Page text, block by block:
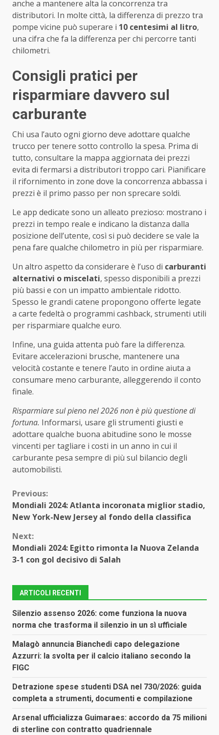
anche a mantenere alta la concorrenza tra
distributori. In molte città, la differenza di prezzo tra
pompe vicine può superare i 10 centesimi al litro,
una cifra che fa la differenza per chi percorre tanti
chilometri.
Consigli pratici per
risparmiare davvero sul
carburante
Chi usa l’auto ogni giorno deve adottare qualche
trucco per tenere sotto controllo la spesa. Prima di
tutto, consultare la mappa aggiornata dei prezzi
evita di fermarsi a distributori troppo cari. Pianificare
il rifornimento in zone dove la concorrenza abbassa i
prezzi è il primo passo per non sprecare soldi.
Le app dedicate sono un alleato prezioso: mostrano i
prezzi in tempo reale e indicano la distanza dalla
posizione dell’utente, così si può decidere se vale la
pena fare qualche chilometro in più per risparmiare.
Un altro aspetto da considerare è l’uso di carburanti
alternativi o miscelati, spesso disponibili a prezzi
più bassi e con un impatto ambientale ridotto.
Spesso le grandi catene propongono offerte legate
a carte fedeltà o programmi cashback, strumenti utili
per risparmiare qualche euro.
Infine, una guida attenta può fare la differenza.
Evitare accelerazioni brusche, mantenere una
velocità costante e tenere l’auto in ordine aiuta a
consumare meno carburante, alleggerendo il conto
finale.
Risparmiare sul pieno nel 2026 non è più questione di
fortuna. Informarsi, usare gli strumenti giusti e
adottare qualche buona abitudine sono le mosse
vincenti per tagliare i costi in un anno in cui il
carburante pesa sempre di più sul bilancio degli
automobilisti.
Continue
Reading
Previous:
Mondiali 2024: Atlanta incoronata miglior stadio,
New York-New Jersey al fondo della classifica
Next:
Mondiali 2024: Egitto rimonta la Nuova Zelanda
3-1 con gol decisivo di Salah
ARTICOLI RECENTI
Silenzio assenso 2026: come funziona la nuova
norma che trasforma il silenzio in un sì ufficiale
Malagò annuncia Bianchedi capo delegazione
Azzurri: la svolta per il calcio italiano secondo la
FIGC
Detrazione spese studenti DSA nel 730/2026: guida
completa a strumenti, documenti e compilazione
Arsenal ufficializza Guimaraes: accordo da 75 milioni
di sterline con contratto quadriennale